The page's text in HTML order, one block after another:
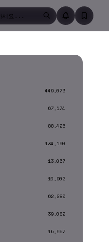
449,073
67,174
88,426
134,190
13,057
10,902
62,285
39,082
15,967